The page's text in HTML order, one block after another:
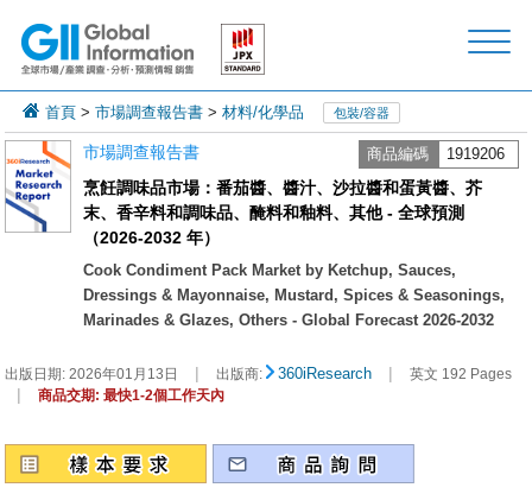
首頁 >市場調查報告書 >材料/化學品 包裝/容器
市場調查報告書 商品編碼 1919206
烹飪調味品市場：番茄醬、醬汁、沙拉醬和蛋黃醬、芥
末、香辛料和調味品、醃料和釉料、其他 - 全球預測
（2026-2032 年）
Cook Condiment Pack Market by Ketchup, Sauces,
Dressings & Mayonnaise, Mustard, Spices & Seasonings,
Marinades & Glazes, Others - Global Forecast 2026-2032
出版日期:2026年01月13日 | 出版商: 360iResearch | 英文 192 Pages
| 商品交期: 最快1-2個工作天內